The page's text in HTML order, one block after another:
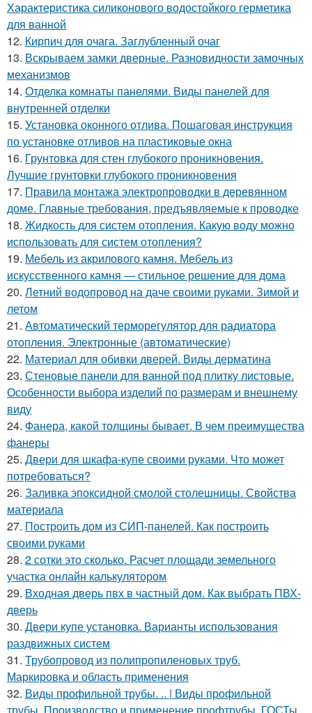
Характеристика силиконового водостойкого герметика
для ванной
12. Кирпич для очага. Заглубленный очаг
13. Вскрываем замки дверные. Разновидности замочных
механизмов
14. Отделка комнаты панелями. Виды панелей для
внутренней отделки
15. Установка оконного отлива. Пошаговая инструкция
по установке отливов на пластиковые окна
16. Грунтовка для стен глубокого проникновения.
Лучшие грунтовки глубокого проникновения
17. Правила монтажа электропроводки в деревянном
доме. Главные требования, предъявляемые к проводке
18. Жидкость для систем отопления. Какую воду можно
использовать для систем отопления?
19. Мебель из акрилового камня. Мебель из
искусственного камня — стильное решение для дома
20. Летний водопровод на даче своими руками. Зимой и
летом
21. Автоматический терморегулятор для радиатора
отопления. Электронные (автоматические)
22. Материал для обивки дверей. Виды дерматина
23. Стеновые панели для ванной под плитку листовые.
Особенности выбора изделий по размерам и внешнему
виду
24. Фанера, какой толщины бывает. В чем преимущества
фанеры
25. Двери для шкафа-купе своими руками. Что может
потребоваться?
26. Заливка эпоксидной смолой столешницы. Свойства
материала
27. Построить дом из СИП-панелей. Как построить
своими руками
28. 2 сотки это сколько. Расчет площади земельного
участка онлайн калькулятором
29. Входная дверь пвх в частный дом. Как выбрать ПВХ-
дверь
30. Двери купе установка. Варианты использования
раздвижных систем
31. Трубопровод из полипропиленовых труб.
Маркировка и область применения
32. Виды профильной трубы. .. | Виды профильной